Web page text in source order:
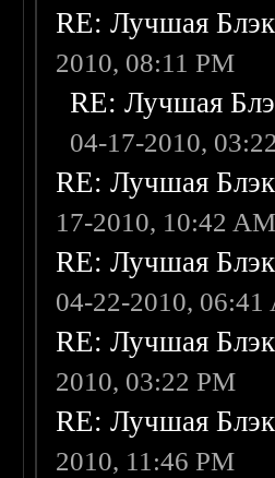
RE: Лучшая
2010, 08:11 PM
RE: Лучшая
04-17-2010,
RE: Лучшая
17-2010, 10:42 AM
RE: Лучшая
04-22-2010, 06:41
RE: Лучшая
2010, 03:22 PM
RE: Лучшая
2010, 11:46 PM